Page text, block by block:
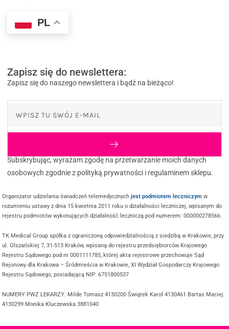
PL
Zapisz się do newslettera:
Zapisz się do naszego newslettera i bądź na bieżąco!
Subskrybując, wyrażam zgodę na przetwarzanie moich danych
osobowych zgodnie z polityką prywatności i regulaminem sklepu.
Organizator udzielania świadczeń telemedycznychjest podmiotem leczniczym w
rozumieniu ustawy z dnia 15 kwietnia 2011 roku o działalności leczniczej, wpisanym do
rejestru podmiotów wykonujących działalność leczniczą pod numerem: 000000278566.
TK Medical Group spółka z ograniczoną odpowiedzialnością z siedzibą w Krakowie, przy
ul. Olszańskiej 7, 31-513 Kraków, wpisaną do rejestru przedsiębiorców Krajowego
Rejestru Sądowego pod nr 0001111785, której akta rejestrowe przechowuje Sąd
Rejonowy dla Krakowa – Śródmieścia w Krakowie, XI Wydział Gospodarczy Krajowego
Rejestru Sądowego, posiadającą NIP: 6751800537
NUMERY PWZ LEKARZY: Milde Tomasz 4130200 Świątek Karol 4130461 Bartas Maciej
4130299 Monika Kluczewska 3881040